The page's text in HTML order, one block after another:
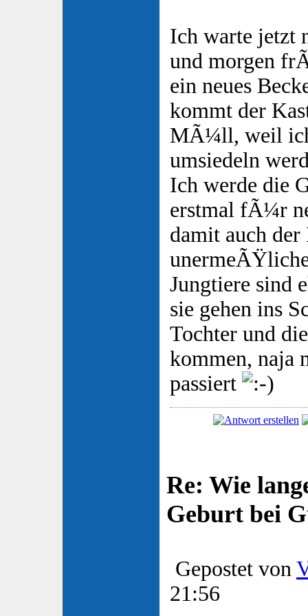
Ich warte jetzt
und morgen
ein neues
kommt der
MÃ¼ll, weil
umsiedeln
Ich werde die
erstmal fÃ¼r
damit auch
Jungtiere sind
sie gehen ins
Tochter und
kommen, naja
passiert
Re: Wie
Geburt bei
Gepostet von
21:56